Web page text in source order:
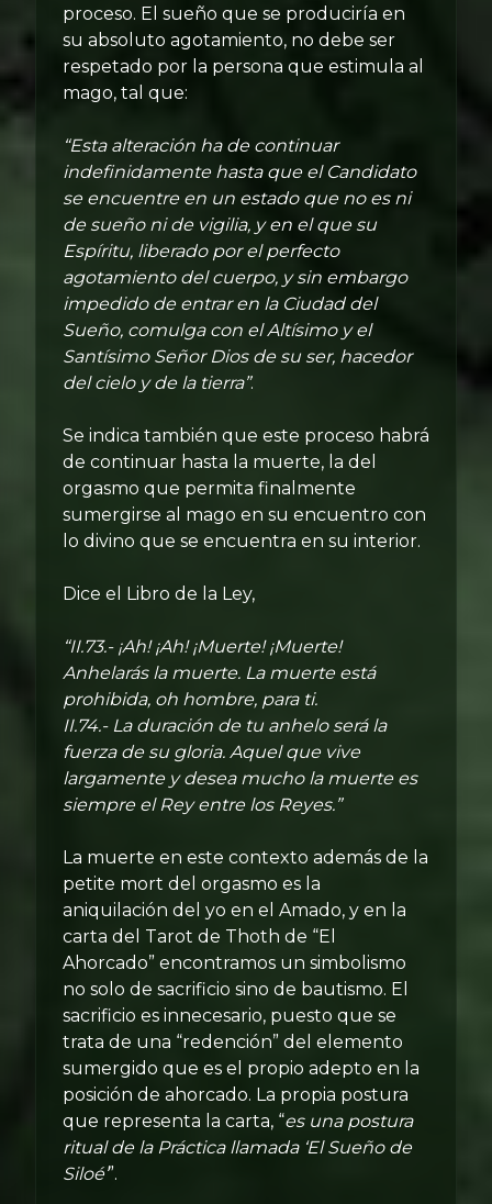
proceso. El sueño que se produciría en
su absoluto agotamiento, no debe ser
respetado por la persona que estimula al
mago, tal que:
“Esta alteración ha de continuar
indefinidamente hasta que el Candidato
se encuentre en un estado que no es ni
de sueño ni de vigilia, y en el que su
Espíritu, liberado por el perfecto
agotamiento del cuerpo, y sin embargo
impedido de entrar en la Ciudad del
Sueño, comulga con el Altísimo y el
Santísimo Señor Dios de su ser, hacedor
del cielo y de la tierra”.
Se indica también que este proceso habrá
de continuar hasta la muerte, la del
orgasmo que permita finalmente
sumergirse al mago en su encuentro con
lo divino que se encuentra en su interior.
Dice el Libro de la Ley,
“II.73.- ¡Ah! ¡Ah! ¡Muerte! ¡Muerte!
Anhelarás la muerte. La muerte está
prohibida, oh hombre, para ti.
II.74.- La duración de tu anhelo será la
fuerza de su gloria. Aquel que vive
largamente y desea mucho la muerte es
siempre el Rey entre los Reyes.”
La muerte en este contexto además de la
petite mort del orgasmo es la
aniquilación del yo en el Amado, y en la
carta del Tarot de Thoth de “El
Ahorcado” encontramos un simbolismo
no solo de sacrificio sino de bautismo. El
sacrificio es innecesario, puesto que se
trata de una “redención” del elemento
sumergido que es el propio adepto en la
posición de ahorcado. La propia postura
que representa la carta, “es una postura
ritual de la Práctica llamada ‘El Sueño de
Siloé’”.